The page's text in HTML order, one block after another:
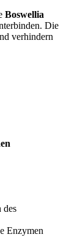
Boswellia
Die
verhindern
des
Enzymen